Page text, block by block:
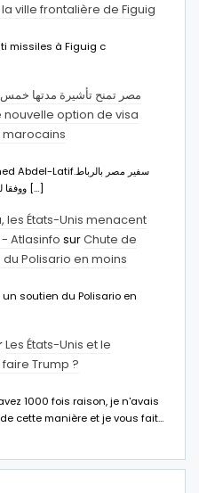
ville frontalière de Figuig
missiles à Figuig c
مصر تمنح تأشيرة مدتها
nouvelle option de visa
ووفقا له، فإن هذا الإجراء يهدف إلى […]
les États-Unis menacent
Atlasinfo surChute de
Polisario en moins
soutien du Polisario en
Les États-Unis et le
Trump ?
1000 fois raison, je n'avais
cette manière et je vous fait…